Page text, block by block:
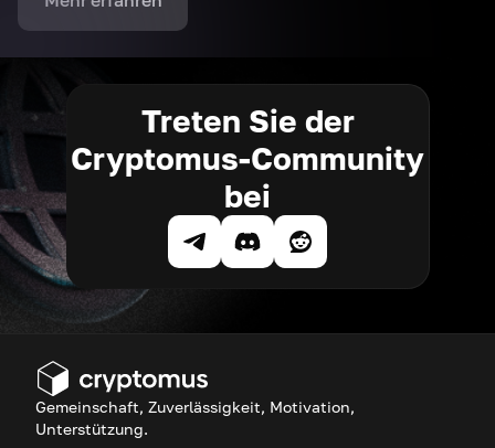
Treten Sie der
Cryptomus-Community
bei
Gemeinschaft, Zuverlässigkeit, Motivation,
Unterstützung.